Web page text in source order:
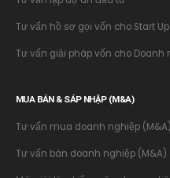
Tư vấn hồ sơ gọi vốn cho Start Up
Tư vấn giải pháp vốn cho Doanh
MUA BÁN & SÁP NHẬP (M&A)
Tư vấn mua doanh nghiệp (M&A)
Tư vấn bán doanh nghiệp (M&A)